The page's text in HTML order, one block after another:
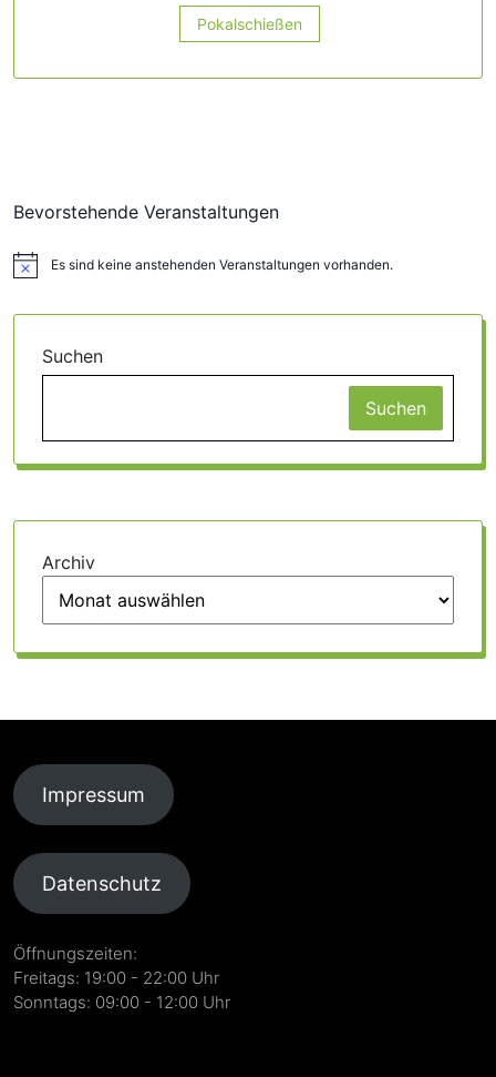
Pokalschießen
Bevorstehende Veranstaltungen
HinweisEs sind keine anstehenden Veranstaltungen vorhanden.
Suchen
Suchen
Archiv
Impressum
Datenschutz
Öffnungszeiten:
Freitags: 19:00 - 22:00 Uhr
Sonntags: 09:00 - 12:00 Uhr